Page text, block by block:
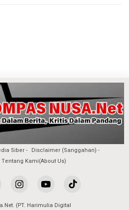
Siber
Disclaimer (Sanggahan)
Tentang Kami(About Us)
(PT. Harimulia Digital